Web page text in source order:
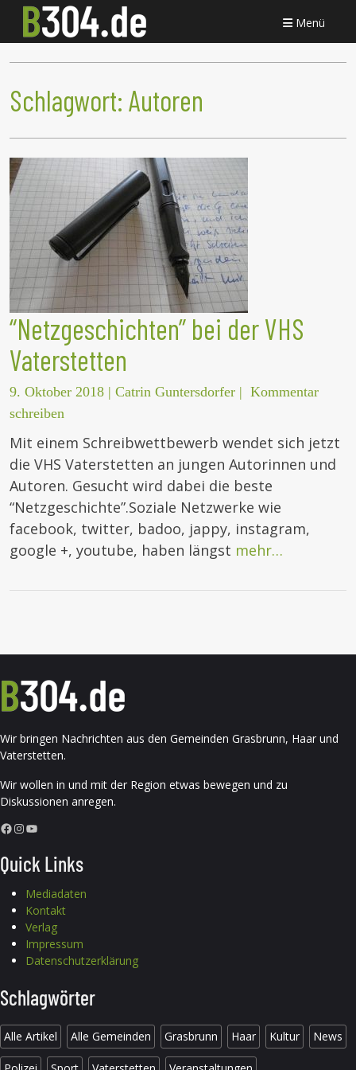
Menü
Schlagwort: Autoren
“Netzgeschichten” bei der VHS
Vaterstetten
9. Oktober 2018 | Catrin Guntersdorfer | Kommentar
schreiben
Mit einem Schreibwettbewerb wendet sich jetzt
die VHS Vaterstetten an jungen Autorinnen und
Autoren. Gesucht wird dabei die beste
“Netzgeschichte”.Soziale Netzwerke wie
facebook, twitter, badoo, jappy, instagram,
google +, youtube, haben längst mehr…
Wir bringen Nachrichten aus den Gemeinden Grasbrunn, Haar und
Vaterstetten.
Wir wollen in und mit der Region etwas bewegen und zu
Diskussionen anregen.
Facebook InstagramYouTube
Quick Links
Mediadaten
Kontakt
Verlag
Impressum
Datenschutzerklärung
Schlagwörter
Alle Artikel Alle Gemeinden Grasbrunn Haar Kultur News